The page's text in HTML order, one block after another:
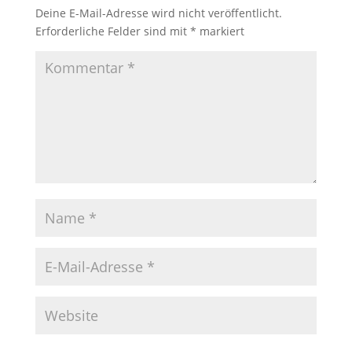
Deine E-Mail-Adresse wird nicht veröffentlicht.
Erforderliche Felder sind mit * markiert